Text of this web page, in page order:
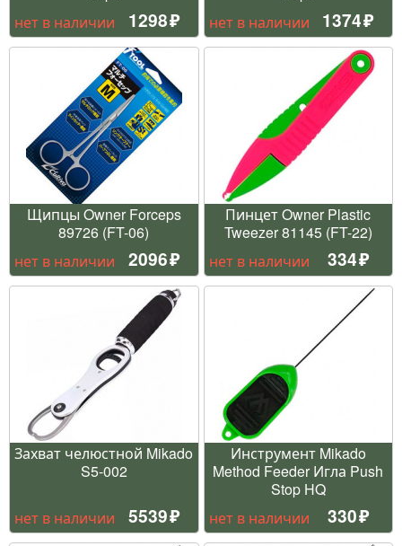
нет в наличии
1298
нет в наличии
1374
Щипцы Owner Forceps
89726 (FT-06)
нет в наличии
2096
Пинцет Owner Plastic
Tweezer 81145 (FT-22)
нет в наличии
334
Захват челюстной Mikado
S5-002
нет в наличии 5539
Инструмент Mikado
Method Feeder Игла Push
Stop HQ
нет в наличии
330